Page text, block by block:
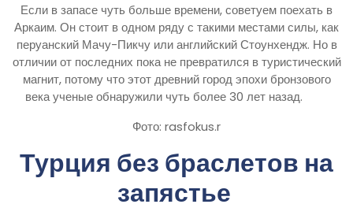
Если в запасе чуть больше времени, советуем поехать в
Аркаим. Он стоит в одном ряду с такими местами силы, как
перуанский Мачу-Пикчу или английский Стоунхендж. Но в
отличии от последних пока не превратился в туристический
магнит, потому что этот древний город эпохи бронзового
века ученые обнаружили чуть более 30 лет назад.
Фото: rasfokus.r
Турция без браслетов на
запястье